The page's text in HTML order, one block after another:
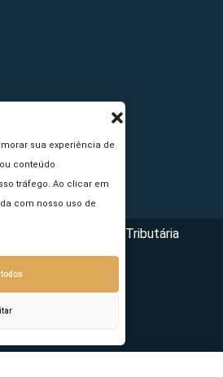
sua experiência de
conteúdo
tráfego. Ao clicar em
com nosso uso de
- Portal da Reforma Tributária